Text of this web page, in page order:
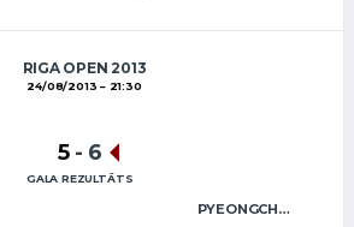
RIGA OPEN 2013
24/08/2013 21:30
PYEONGCHANG 2018
5 - 6
GALA REZULTĀTS